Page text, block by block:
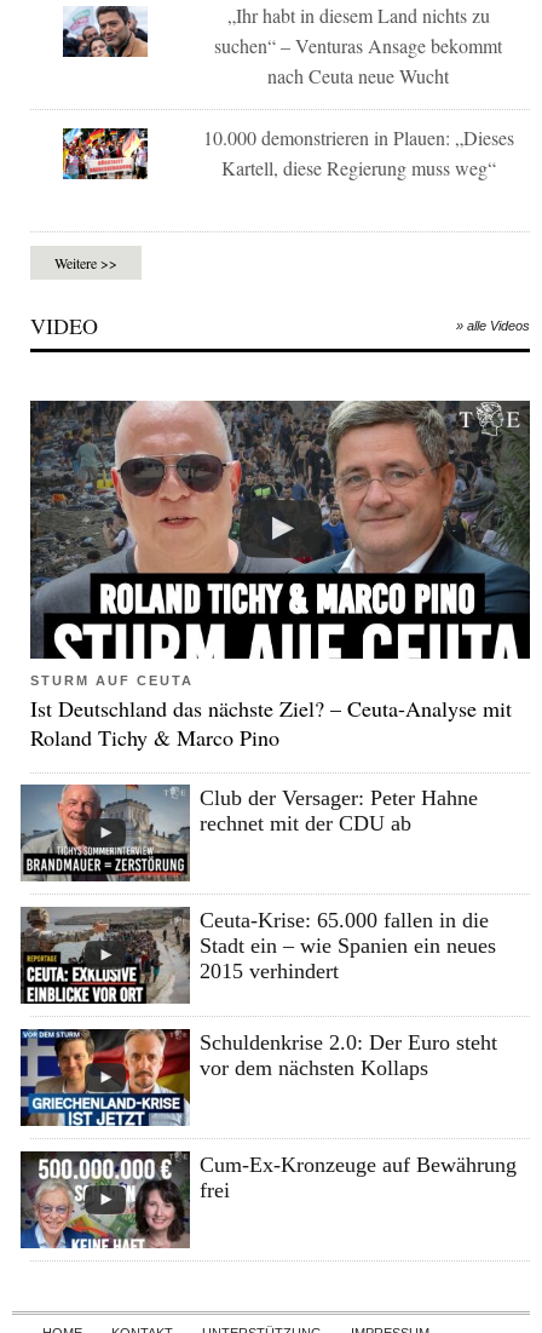
„Ihr habt in diesem Land nichts zu
suchen“ – Venturas Ansage bekommt
nach Ceuta neue Wucht
10.000 demonstrieren in Plauen: „Dieses
Kartell, diese Regierung muss weg“
Weitere >>
VIDEO » alle Videos
STURM AUF CEUTA
Ist Deutschland das nächste Ziel? – Ceuta-Analyse mit
Roland Tichy & Marco Pino
Club der Versager: Peter Hahne
rechnet mit der CDU ab
Ceuta-Krise: 65.000 fallen in die
Stadt ein – wie Spanien ein neues
2015 verhindert
Schuldenkrise 2.0: Der Euro steht
vor dem nächsten Kollaps
Cum-Ex-Kronzeuge auf Bewährung
frei
Skip to content